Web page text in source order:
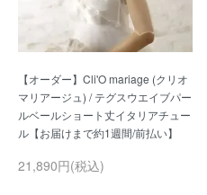
【オーダー】Cli'O mariage (クリオ
マリアージュ) / テグスウエイブパー
ルベールショート丈イタリアチュー
21,890円(税込)